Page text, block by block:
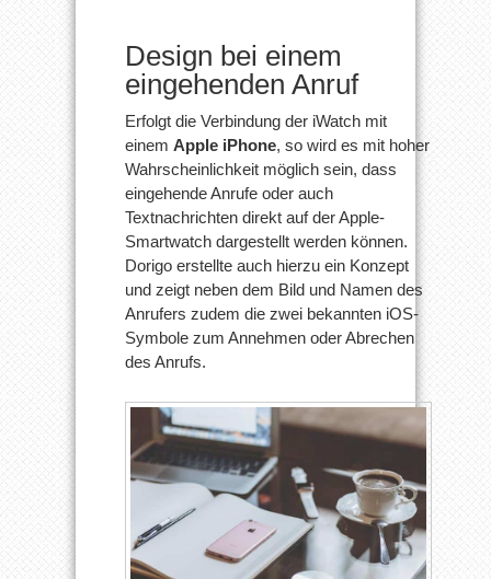
Design bei einem
eingehenden Anruf
Erfolgt die Verbindung der iWatch mit
einem Apple iPhone, so wird es mit hoher
Wahrscheinlichkeit möglich sein, dass
eingehende Anrufe oder auch
Textnachrichten direkt auf der Apple-
Smartwatch dargestellt werden können.
Dorigo erstellte auch hierzu ein Konzept
und zeigt neben dem Bild und Namen des
Anrufers zudem die zwei bekannten iOS-
Symbole zum Annehmen oder Abrechen
des Anrufs.